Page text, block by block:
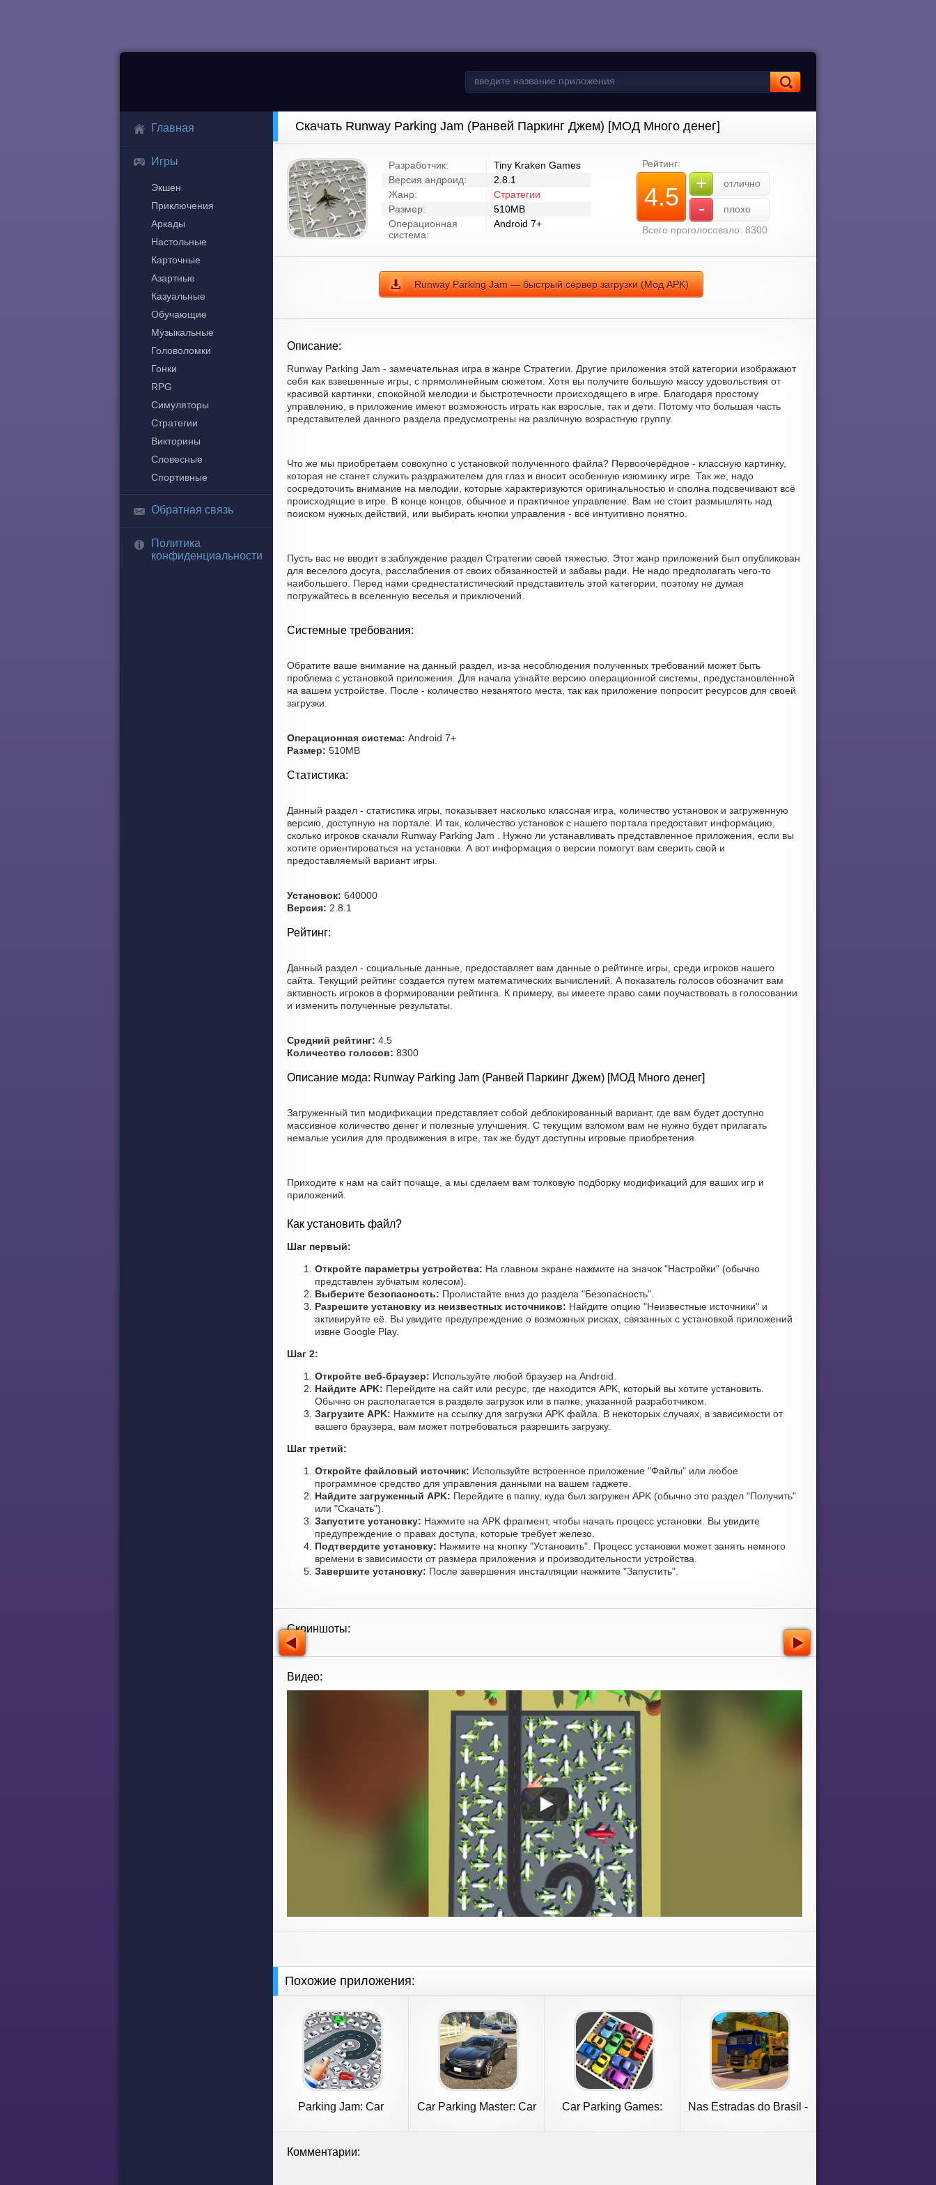
Главная
Игры
Экшен
Приключения
Аркады
Настольные
Карточные
Азартные
Казуальные
Обучающие
Музыкальные
Головоломки
Гонки
RPG
Симуляторы
Стратегии
Викторины
Словесные
Спортивные
Обратная связь
Политика
конфиденциальности
Скачать Runway Parking Jam (Ранвей Паркинг Джем) [МОД Много денег]
Разработчик:
Tiny Kraken Games
Версия андроид:
2.8.1
Жанр:
Стратегии
Размер:
510MB
Операционная
система:
Android 7+
Рейтинг:
4.5 + отлично
-
плохо
Всего проголосовало: 8300
Runway Parking Jam — быстрый сервер загрузки (Мод APK)
Описание:
Runway Parking Jam - замечательная игра в жанре Стратегии. Другие приложения этой категории изображают
себя как взвешенные игры, с прямолинейным сюжетом. Хотя вы получите большую массу удовольствия от
красивой картинки, спокойной мелодии и быстротечности происходящего в игре. Благодаря простому
управлению, в приложение имеют возможность играть как взрослые, так и дети. Потому что большая часть
представителей данного раздела предусмотрены на различную возрастную группу.
Что же мы приобретаем совокупно с установкой полученного файла? Первоочерёдное - классную картинку,
которая не станет служить раздражителем для глаз и вносит особенную изюминку игре. Так же, надо
сосредоточить внимание на мелодии, которые характеризуются оригинальностью и сполна подсвечивают всё
происходящие в игре. В конце концов, обычное и практичное управление. Вам не стоит размышлять над
поиском нужных действий, или выбирать кнопки управления - всё интуитивно понятно.
Пусть вас не вводит в заблуждение раздел Стратегии своей тяжестью. Этот жанр приложений был опубликован
для веселого досуга, расслабления от своих обязанностей и забавы ради. Не надо предполагать чего-то
наибольшего. Перед нами среднестатистический представитель этой категории, поэтому не думая
погружайтесь в вселенную веселья и приключений.
Системные требования:
Обратите ваше внимание на данный раздел, из-за несоблюдения полученных требований может быть
проблема с установкой приложения. Для начала узнайте версию операционной системы, предустановленной
на вашем устройстве. После - количество незанятого места, так как приложение попросит ресурсов для своей
загрузки.
Операционная система: Android 7+
Размер: 510MB
Статистика:
Данный раздел - статистика игры, показывает насколько классная игра, количество установок и загруженную
версию, доступную на портале. И так, количество установок с нашего портала предоставит информацию,
сколько игроков скачали Runway Parking Jam . Нужно ли устанавливать представленное приложения, если вы
хотите ориентироваться на установки. А вот информация о версии помогут вам сверить свой и
предоставляемый вариант игры.
Установок: 640000
Версия: 2.8.1
Рейтинг:
Данный раздел - социальные данные, предоставляет вам данные о рейтинге игры, среди игроков нашего
сайта. Текущий рейтинг создается путем математических вычислений. А показатель голосов обозначит вам
активность игроков в формировании рейтинга. К примеру, вы имеете право сами поучаствовать в голосовании
и изменить полученные результаты.
Средний рейтинг: 4.5
Количество голосов: 8300
Описание мода: Runway Parking Jam (Ранвей Паркинг Джем) [МОД Много денег]
Загруженный тип модификации представляет собой деблокированный вариант, где вам будет доступно
массивное количество денег и полезные улучшения. С текущим взломом вам не нужно будет прилагать
немалые усилия для продвижения в игре, так же будут доступны игровые приобретения.
Приходите к нам на сайт почаще, а мы сделаем вам толковую подборку модификаций для ваших игр и
приложений.
Как установить файл?
Шаг первый:
Откройте параметры устройства: На главном экране нажмите на значок "Настройки" (обычно
представлен зубчатым колесом).
Выберите безопасность: Пролистайте вниз до раздела "Безопасность".
Разрешите установку из неизвестных источников: Найдите опцию "Неизвестные источники" и
активируйте её. Вы увидите предупреждение о возможных рисках, связанных с установкой приложений
извне Google Play.
Шаг 2:
Откройте веб-браузер: Используйте любой браузер на Android.
Найдите APK: Перейдите на сайт или ресурс, где находится APK, который вы хотите установить.
Обычно он располагается в разделе загрузок или в папке, указанной разработчиком.
Загрузите APK: Нажмите на ссылку для загрузки APK файла. В некоторых случаях, в зависимости от
вашего браузера, вам может потребоваться разрешить загрузку.
Шаг третий:
Откройте файловый источник: Используйте встроенное приложение "Файлы" или любое
программное средство для управления данными на вашем гаджете.
Найдите загруженный APK: Перейдите в папку, куда был загружен APK (обычно это раздел "Получить"
или "Скачать").
Запустите установку: Нажмите на APK фрагмент, чтобы начать процесс установки. Вы увидите
предупреждение о правах доступа, которые требует железо.
Подтвердите установку: Нажмите на кнопку "Установить". Процесс установки может занять немного
времени в зависимости от размера приложения и производительности устройства.
Завершите установку: После завершения инсталляции нажмите "Запустить".
Скриншоты:
Видео:
Похожие приложения:
Parking Jam: Car
Car Parking Master: Car
Car Parking Games:
Nas Estradas do Brasil -
Комментарии: